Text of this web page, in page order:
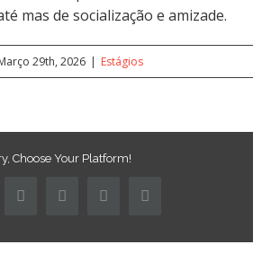
mas de socialização e amizade.
29th, 2026 | Estágios
Choose Your Platform!
LinkedinReddit Pinterest